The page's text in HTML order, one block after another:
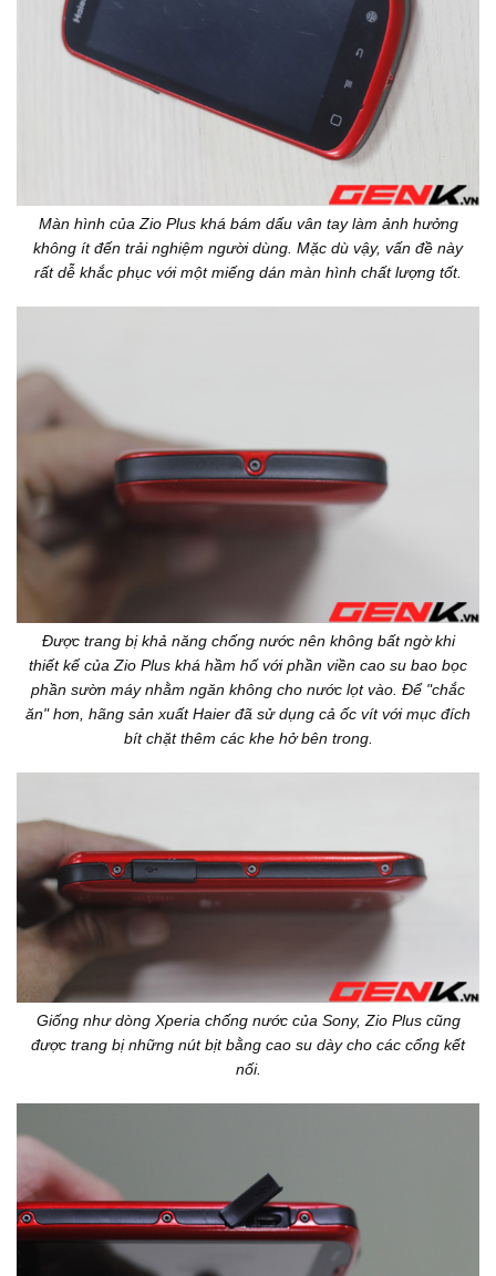
Màn hình của Zio Plus khá bám dấu vân tay làm ảnh hưởng
không ít đến trải nghiệm người dùng. Mặc dù vậy, vấn đề này
rất dễ khắc phục với một miếng dán màn hình chất lượng tốt.
Được trang bị khả năng chống nước nên không bất ngờ khi
thiết kế của Zio Plus khá hầm hố với phần viền cao su bao bọc
phần sườn máy nhằm ngăn không cho nước lọt vào. Để "chắc
ăn" hơn, hãng sản xuất Haier đã sử dụng cả ốc vít với mục đích
bít chặt thêm các khe hở bên trong.
Giống như dòng Xperia chống nước của Sony, Zio Plus cũng
được trang bị những nút bịt bằng cao su dày cho các cổng kết
nối.